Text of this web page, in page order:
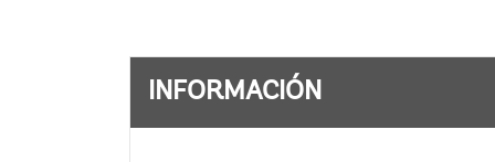
INFORMACIÓN